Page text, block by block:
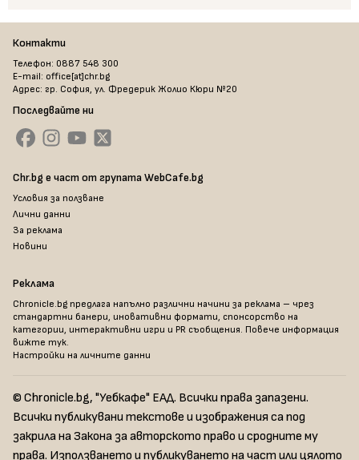
Контакти
Телефон: 0887 548 300
E-mail: office[at]chr.bg
Адрес: гр. София, ул. Фредерик Жолио Кюри №20
Последвайте ни
Chr.bg е част от групата WebCafe.bg
Условия за ползване
Лични данни
За реклама
Новини
Реклама
Chronicle.bg предлага напълно различни начини за реклама – чрез
стандартни банери, иновативни формати, спонсорство на
категории, интерактивни игри и PR съобщения. Повече информация
вижте тук.
Настройки на личните данни
© Chronicle.bg, "Уебкафе" ЕАД. Всички права запазени.
Всички публикувани текстове и изображения са под
закрила на Закона за авторското право и сродните му
права. Използването и публикуването на част или цялото